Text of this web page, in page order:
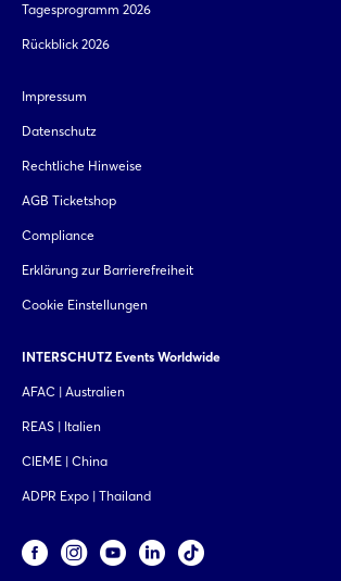
Tagesprogramm 2026
Rückblick 2026
Impressum
Datenschutz
Rechtliche Hinweise
AGB Ticketshop
Compliance
Erklärung zur Barrierefreiheit
Cookie Einstellungen
INTERSCHUTZ Events Worldwide
AFAC | Australien
REAS | Italien
CIEME | China
ADPR Expo | Thailand